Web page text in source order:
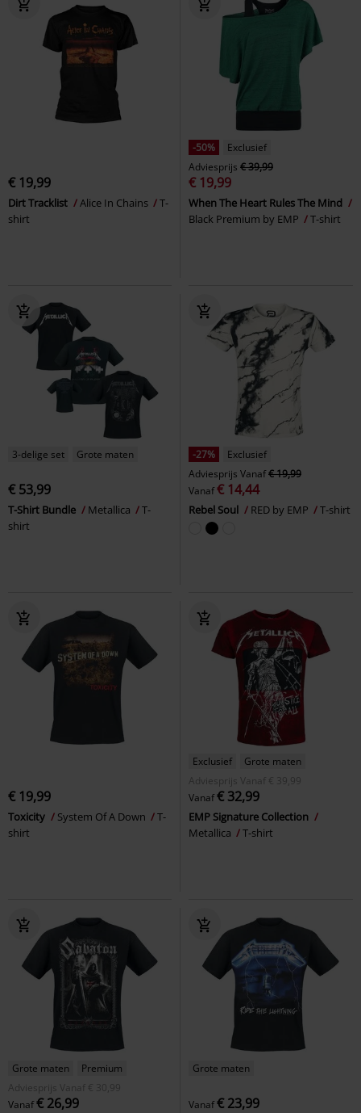
€ 19,99
Dirt Tracklist Alice In Chains
T-
shirt
-50%
Exclusief
Adviesprijs € 39,99
€ 19,99
When The Heart Rules The Mind
Black Premium by EMP
T-shirt
3-delige set Grote maten
€ 53,99
T-Shirt Bundle Metallica
T-
shirt
-27%
Exclusief
Adviesprijs Vanaf€ 19,99
Vanaf€ 14,44
Rebel Soul RED by EMP T-shirt
€ 19,99
Toxicity System Of A Down
T-
shirt
Exclusief
Grote maten
Adviesprijs
Vanaf € 39,99
Vanaf€ 32,99
EMP Signature Collection
Metallica
T-shirt
Grote maten
Premium
Adviesprijs
Vanaf € 30,99
Vanaf€ 26,99
Grote maten
Vanaf€ 23,99